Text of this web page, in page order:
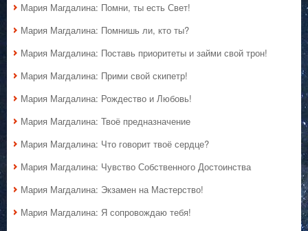
Мария Магдалина: Помни, ты есть Свет!
Мария Магдалина: Помнишь ли, кто ты?
Мария Магдалина: Поставь приоритеты и займи свой трон!
Мария Магдалина: Прими свой скипетр!
Мария Магдалина: Рождество и Любовь!
Мария Магдалина: Твоё предназначение
Мария Магдалина: Что говорит твоё сердце?
Мария Магдалина: Чувство Собственного Достоинства
Мария Магдалина: Экзамен на Мастерство!
Мария Магдалина: Я сопровождаю тебя!